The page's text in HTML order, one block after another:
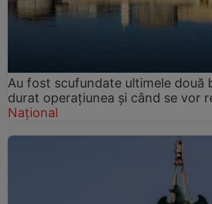
Au fost scufundate ultimele două
durat operațiunea și când se vor
Național